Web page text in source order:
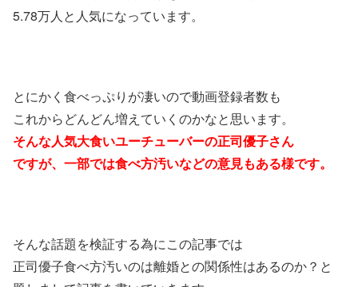
5.78万人と人気になっています。
とにかく食べっぷりが凄いので動画登録者数も
これからどんどん増えていくのかなと思います。
そんな人気大食いユーチューバーの正司優子さん
ですが、一部では食べ方汚いなどの意見もある様です。
そんな話題を検証する為にこの記事では
正司優子食べ方汚いのは離婚との関係性はあるのか？と